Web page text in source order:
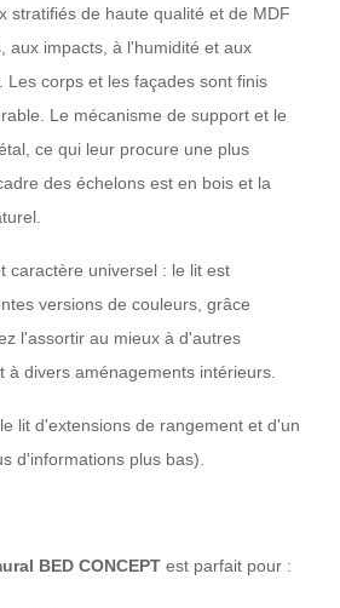
stratifiés de haute qualité et de MDF
aux impacts, à l'humidité et aux
Les corps et les façades sont finis
Le mécanisme de support et le
ce qui leur procure une plus
des échelons est en bois et la
caractère universel : le lit est
versions de couleurs, grâce
l'assortir au mieux à d'autres
à divers aménagements intérieurs.
lit d'extensions de rangement et d'un
d'informations plus bas).
BED CONCEPT est parfait pour :